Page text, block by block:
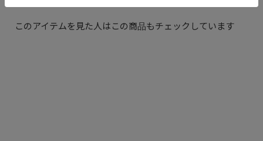
このアイテムを見た人はこの商品もチェックしています